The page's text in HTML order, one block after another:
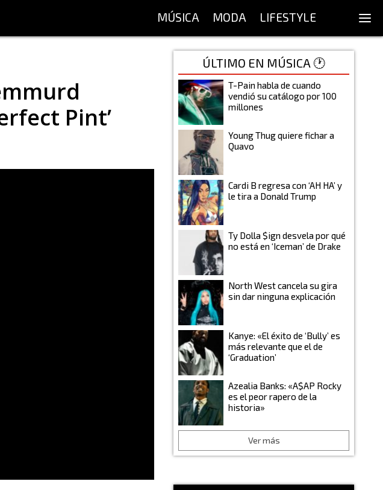
MÚSICA MODA LIFESTYLE
Pint’
ÚLTIMO EN MÚSICA 🕐
T-Pain habla de cuando
vendió su catálogo por 100
millones
Young Thug quiere fichar a
Quavo
Cardi B regresa con ‘AH HA’ y
le tira a Donald Trump
Ty Dolla $ign desvela por qué
no está en ‘Iceman’ de Drake
North West cancela su gira
sin dar ninguna explicación
Kanye: «El éxito de ‘Bully’ es
más relevante que el de
‘Graduation’
Azealia Banks: «A$AP Rocky
es el peor rapero de la
historia»
Ver más